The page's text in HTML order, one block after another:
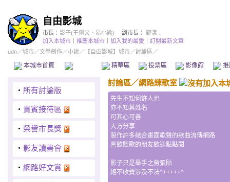
自由影城
市長： 影子(王俐文、易小歡) 副市長：
野漾﹑
加入本城市
推薦本城市 加入我的最愛
訂閱最新文章
udn／城市／文學創作／小說／ 【自由影城】城市／討論區／
本城市首頁 精華區 投票區 影像館
‧ 所有討論版
‧ 貴賓接待區
‧ 榮譽市長獎
‧ 影友讀書會
‧ 網路好文賞
討論區／網路練歌室
先生不知何許人也
亦不知其姓名
可其心可善
大方分享
製作許多結合畫面歌聲的歌曲流傳網路
喜歡聽歌的朋友歡迎點點閱
影子只是舉手之勞張貼
絕不收費涉及不法^+++++^